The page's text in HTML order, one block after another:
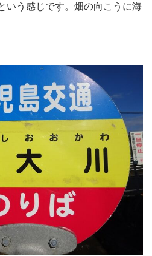
いう感じです。畑の向こうに海